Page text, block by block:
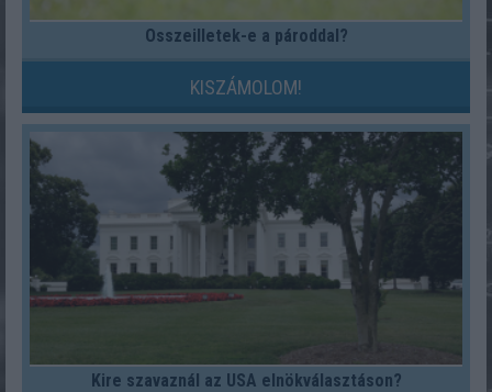
Összeilletek-e a pároddal?
KISZÁMOLOM!
Kire szavaznál az USA elnökválasztáson?